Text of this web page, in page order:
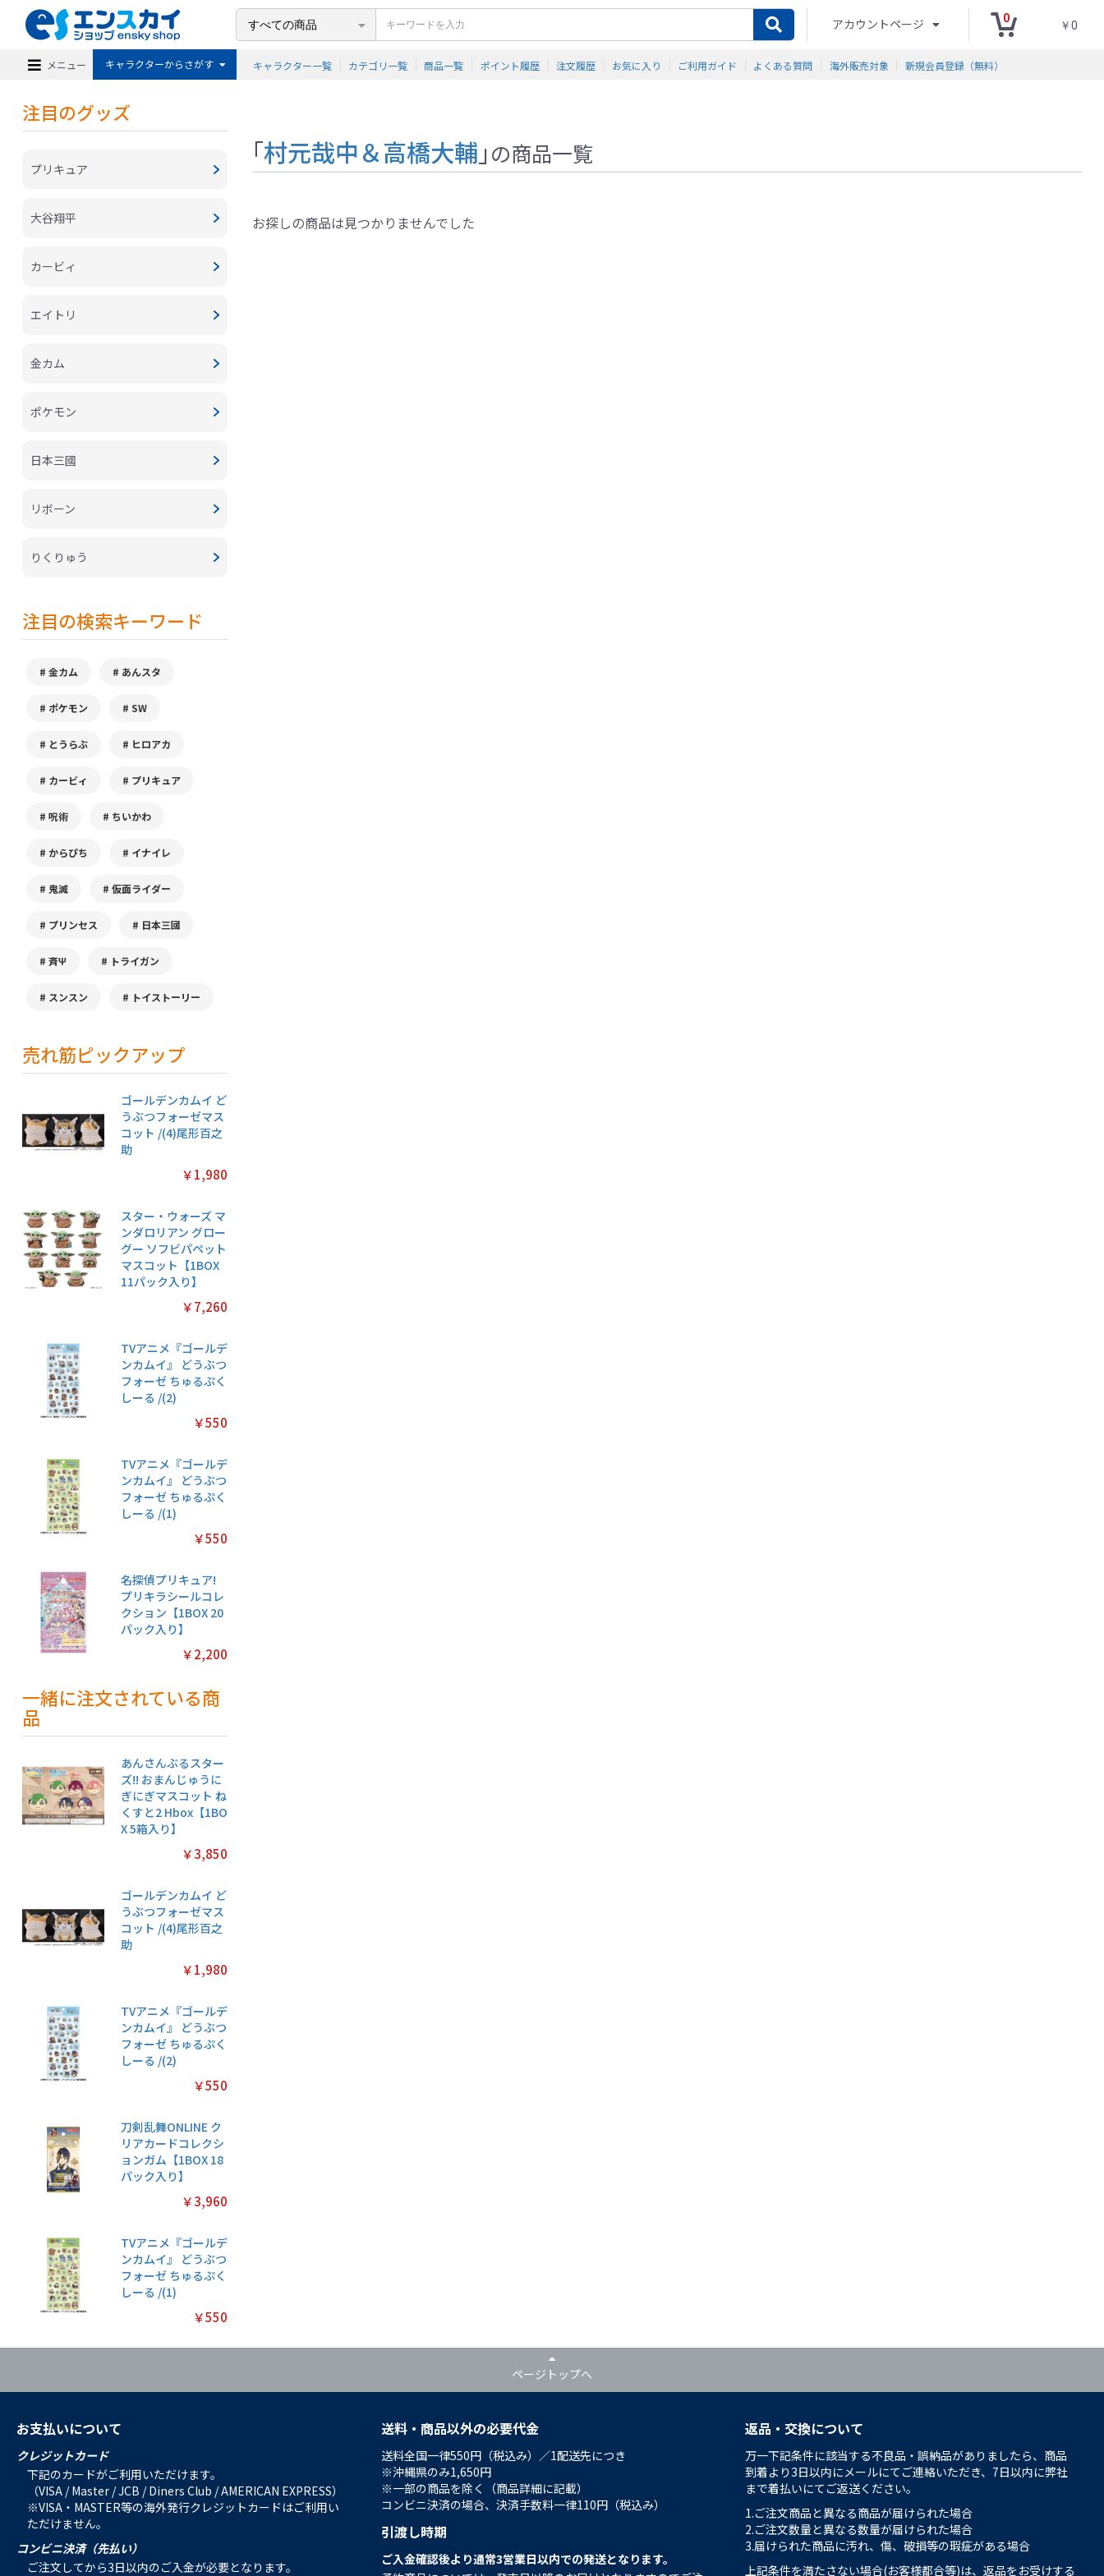
アカウントページ 0
￥0
メニュー キャラクターからさがす キャラクター一覧 カテゴリ一覧 商品一覧 ポイント履歴 注文履歴 お気に入り ご利用ガイド よくある質問 海外販売対象 新規会員登録（無料）
注目のグッズ
プリキュア
大谷翔平
カービィ
エイトリ
金カム
ポケモン
日本三國
リボーン
りくりゅう
注目の検索キーワード
金カム あんスタ
ポケモン SW
とうらぶ ヒロアカ
カービィ プリキュア
呪術 ちいかわ
からぴち イナイレ
鬼滅 仮面ライダー
プリンセス 日本三國
斉Ψ トライガン
スンスン トイストーリー
売れ筋ピックアップ
ゴールデンカムイ ど
うぶつフォーゼマス
コット /(4)尾形百之
助
￥1,980
スター・ウォーズ マ
ンダロリアン グロー
グー ソフビパペット
マスコット【1BOX
11パック入り】
￥7,260
TVアニメ『ゴールデ
ンカムイ』 どうぶつ
フォーゼ ちゅるぷく
しーる /(2)
￥550
TVアニメ『ゴールデ
ンカムイ』 どうぶつ
フォーゼ ちゅるぷく
しーる /(1)
￥550
名探偵プリキュア!
プリキラシールコレ
クション【1BOX 20
パック入り】
￥2,200
一緒に注文されている商
品
あんさんぶるスター
ズ!! おまんじゅうに
ぎにぎマスコット ね
くすと2 Hbox【1BO
X 5箱入り】
￥3,850
ゴールデンカムイ ど
うぶつフォーゼマス
コット /(4)尾形百之
助
￥1,980
TVアニメ『ゴールデ
ンカムイ』 どうぶつ
フォーゼ ちゅるぷく
しーる /(2)
￥550
刀剣乱舞ONLINE ク
リアカードコレクシ
ョンガム【1BOX 18
パック入り】
￥3,960
TVアニメ『ゴールデ
ンカムイ』 どうぶつ
フォーゼ ちゅるぷく
しーる /(1)
￥550
「村元哉中＆高橋大輔 」の商品一覧
お探しの商品は見つかりませんでした
ページトップへ
お支払いについて
クレジットカード
下記のカードがご利用いただけます。
（VISA / Master / JCB / Diners Club / AMERICAN EXPRESS）
※VISA・MASTER等の海外発行クレジットカードはご利用い
ただけません。
コンビニ決済（先払い）
ご注文してから3日以内のご入金が必要となります。
送料・商品以外の必要代金
送料全国一律550円（税込み）／1配送先につき
※沖縄県のみ1,650円
※一部の商品を除く（商品詳細に記載）
コンビニ決済の場合、決済手数料一律110円（税込み）
引渡し時期
ご入金確認後より通常3営業日以内での発送となります。
返品・交換について
万一下記条件に該当する不良品・誤納品がありましたら、商品
到着より3日以内にメールにてご連絡いただき、7日以内に弊社
まで着払いにてご返送ください。
1.ご注文商品と異なる商品が届けられた場合
2.ご注文数量と異なる数量が届けられた場合
3.届けられた商品に汚れ、傷、破損等の瑕疵がある場合
上記条件を満たさない場合(お客様都合等)は、返品をお受けする